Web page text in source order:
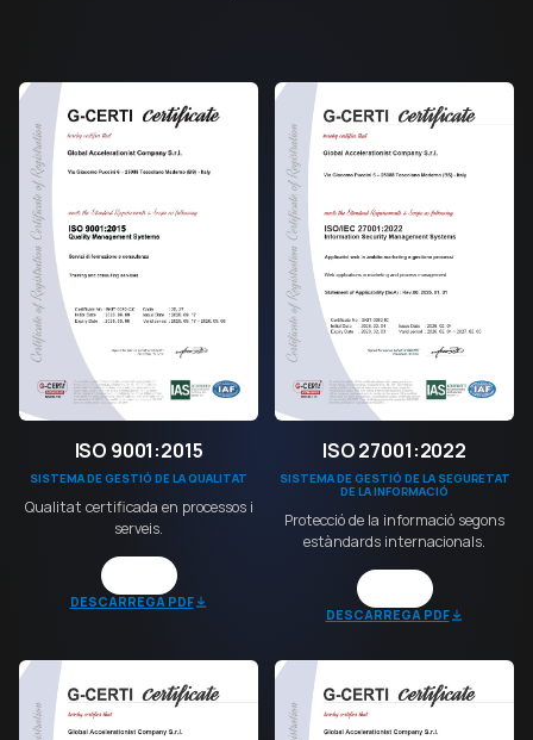
ISO 9001:2015
SISTEMA DE GESTIÓ DE LA QUALITAT
Qualitat certificada en processos i
serveis.
DESCARREGA PDF
ISO 27001:2022
SISTEMA DE GESTIÓ DE LA SEGURETAT
DE LA INFORMACIÓ
Protecció de la informació segons
estàndards internacionals.
DESCARREGA PDF